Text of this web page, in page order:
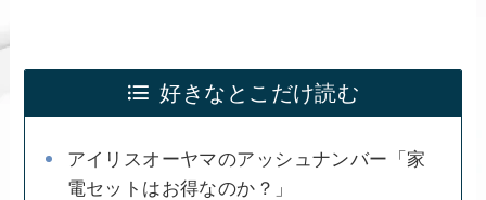
好きなとこだけ読む
アイリスオーヤマのアッシュナンバー「家
電セットはお得なのか？」